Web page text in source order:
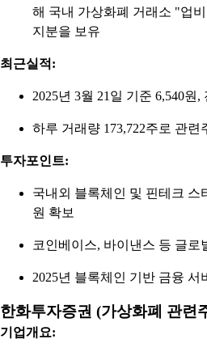
해 국내 가상화폐 거래소 "업
지분을 보유
최근실적:
2025년 3월 21일 기준 6,540원,
하루 거래량 173,722주로 관련
투자포인트:
국내외 블록체인 및 핀테크 스
원 확보
코인베이스, 바이낸스 등 글로
2025년 블록체인 기반 금융 서
한화투자증권 (가상화폐 관련
기업개요: